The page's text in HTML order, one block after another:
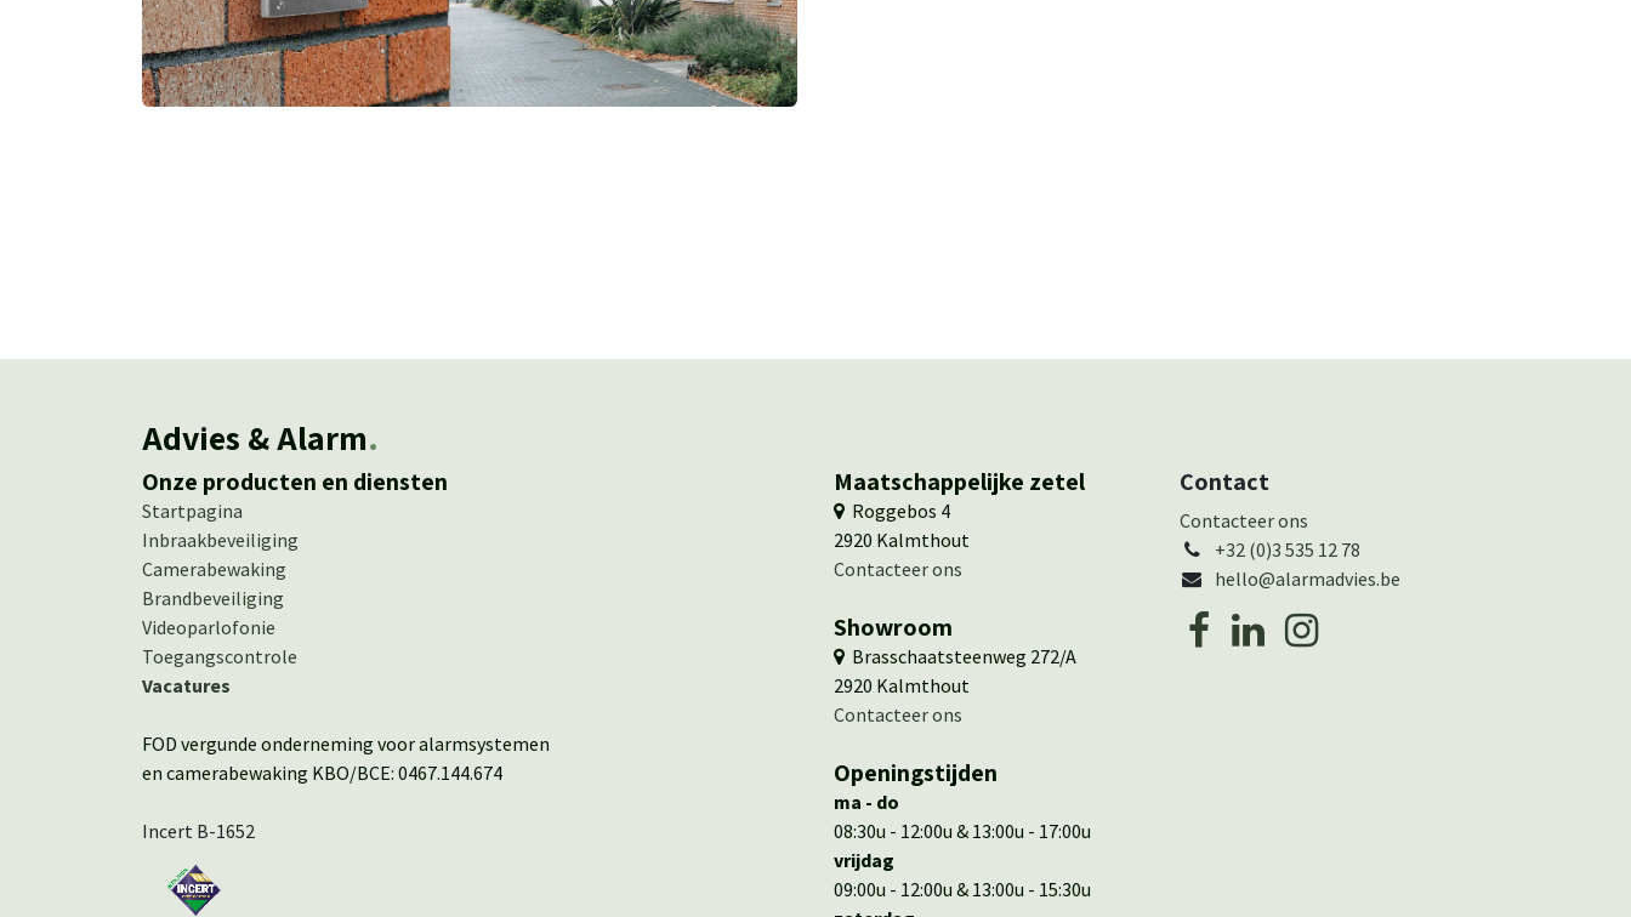
Advies & Alarm.
Onze producten en diensten
Startpagina
Inbraakbeveiliging
Camerabewaking
Brandbeveiliging
Videoparlofonie
Toegangscontrole
Vacatures
FOD vergunde onderneming voor alarmsystemen
en camerabewaking KBO/BCE: 0467.144.674
Incert B-1652
Maatschappelijke zetel
​ ​Roggebos 4
​2920 Kalmthout
Contacteer ons
Showroom
​ Brasschaatsteenweg 272/A
​​2920 Kalmthout
​​Contacteer ons
Openingstijden
ma - do
08:30u - 12:00u & 13:00u - 17:00u
vrijdag
09:00u - 12:00u & 13:00u - 15:30u
Contact
Cont​actee​r ons
+32 (0)3 535 12 78
hello@alarmadvies.be